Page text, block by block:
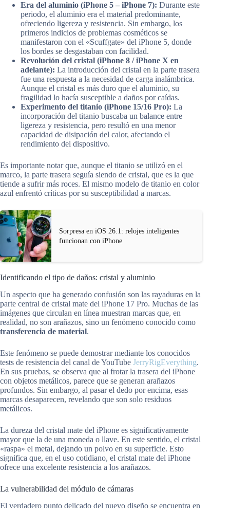
Era del aluminio (iPhone 5 – iPhone 7): Durante este
periodo, el aluminio era el material predominante,
ofreciendo ligereza y resistencia. Sin embargo, los
primeros indicios de problemas cosméticos se
manifestaron con el «Scuffgate» del iPhone 5, donde
los bordes se desgastaban con facilidad.
Revolución del cristal (iPhone 8 / iPhone X en
adelante): La introducción del cristal en la parte trasera
fue una respuesta a la necesidad de carga inalámbrica.
Aunque el cristal es más duro que el aluminio, su
fragilidad lo hacía susceptible a daños por caídas.
Experimento del titanio (iPhone 15/16 Pro): La
incorporación del titanio buscaba un balance entre
ligereza y resistencia, pero resultó en una menor
capacidad de disipación del calor, afectando el
rendimiento del dispositivo.
Es importante notar que, aunque el titanio se utilizó en el
marco, la parte trasera seguía siendo de cristal, que es la que
tiende a sufrir más roces. El mismo modelo de titanio en color
azul enfrentó críticas por su susceptibilidad a marcas.
Sorpresa en iOS 26.1: relojes inteligentes
funcionan con iPhone
Identificando el tipo de daños: cristal y aluminio
Un aspecto que ha generado confusión son las rayaduras en la
parte central de cristal mate del iPhone 17 Pro. Muchas de las
imágenes que circulan en línea muestran marcas que, en
realidad, no son arañazos, sino un fenómeno conocido como
transferencia de material.
Este fenómeno se puede demostrar mediante los conocidos
tests de resistencia del canal de YouTube JerryRigEverything.
En sus pruebas, se observa que al frotar la trasera del iPhone
con objetos metálicos, parece que se generan arañazos
profundos. Sin embargo, al pasar el dedo por encima, esas
marcas desaparecen, revelando que son solo residuos
metálicos.
La dureza del cristal mate del iPhone es significativamente
mayor que la de una moneda o llave. En este sentido, el cristal
«raspa» el metal, dejando un polvo en su superficie. Esto
significa que, en el uso cotidiano, el cristal mate del iPhone
ofrece una excelente resistencia a los arañazos.
La vulnerabilidad del módulo de cámaras
El verdadero punto delicado del nuevo diseño se encuentra en